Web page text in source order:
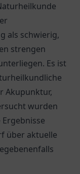
als schwierig,
strengen
Es ist
Akupunktur,
wurden
über aktuelle